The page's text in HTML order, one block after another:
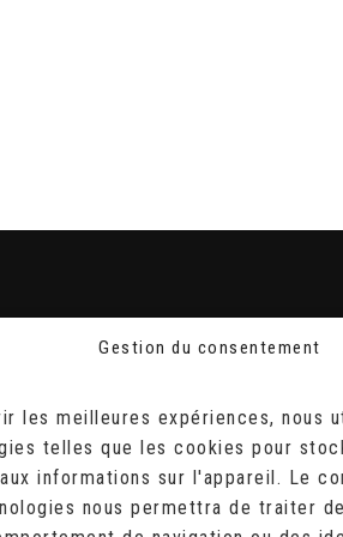
Gestion du consentement
les meilleures expériences, nous
telles que les cookies pour
informations sur l'appareil. Le
nous permettra de traiter
2
RECHERCHER
for: